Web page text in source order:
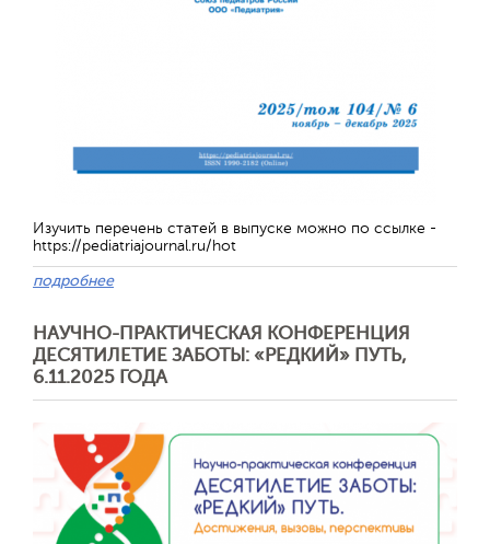
Изучить перечень статей в выпуске можно по ссылке -
https://pediatriajournal.ru/hot
подробнее
НАУЧНО-ПРАКТИЧЕСКАЯ КОНФЕРЕНЦИЯ
ДЕСЯТИЛЕТИЕ ЗАБОТЫ: «РЕДКИЙ» ПУТЬ,
6.11.2025 ГОДА